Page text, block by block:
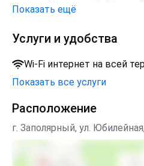
чувствует себя особенным.
живописном уголке города.
Всего семь номеров
максимальный уровень
оборудован собственной
телевизор и доступ к
Здесь вы сможете
дня прогулок ,
который дарит маленькое
Показать ещё
Услуги и удобства
Wi-Fi интернет на всей
Показать все услуги
Расположение
г. Заполярный, ул.